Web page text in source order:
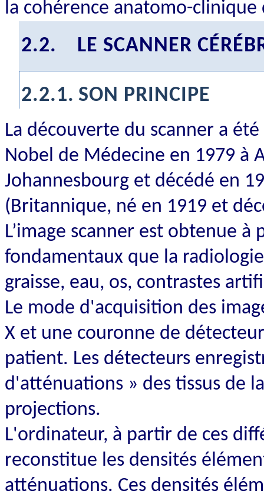
la cohérence anatomo-clinique
2.2. LE SCANNER
2.2.1. SON PRINCIPE
La découverte du scanner a
Nobel de Médecine en 1979 à
Johannesbourg et décédé en
(Britannique, né en 1919 et
L’image scanner est obtenue
fondamentaux que la
graisse, eau, os, contrastes
Le mode d'acquisition des
X et une couronne de
patient. Les détecteurs
d'atténuations » des tissus de
projections.
L'ordinateur, à partir de ces
reconstitue les densités
atténuations. Ces densités